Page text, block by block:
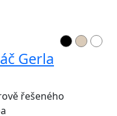
Gerla
řešeného